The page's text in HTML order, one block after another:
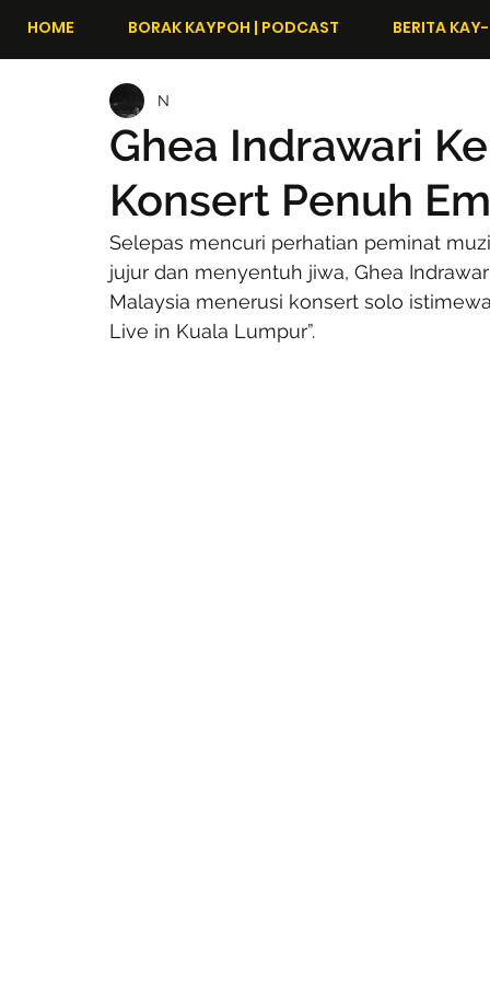
HOME BORAK KAYPOH | PODCAST BERITA
Ghea Indrawari
Konsert Penuh
N
Selepas mencuri perhatian peminat
jujur dan menyentuh jiwa, Ghea
Malaysia menerusi konsert solo istimewa
Live in Kuala Lumpur”.